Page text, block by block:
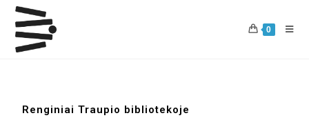
0
Renginiai Traupio bibliotekoje